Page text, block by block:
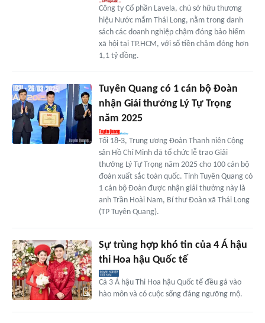
Công ty Cổ phần Lavela, chủ sở hữu thương
hiệu Nước mắm Thái Long, nằm trong danh
sách các doanh nghiệp chậm đóng bảo hiểm
xã hội tại TP.HCM, với số tiền chậm đóng hơn
1,1 tỷ đồng.
Tuyên Quang có 1 cán bộ Đoàn
nhận Giải thưởng Lý Tự Trọng
năm 2025
Tối 18-3, Trung ương Đoàn Thanh niên Cộng
sản Hồ Chí Minh đã tổ chức lễ trao Giải
thưởng Lý Tự Trọng năm 2025 cho 100 cán bộ
đoàn xuất sắc toàn quốc. Tỉnh Tuyên Quang có
1 cán bộ Đoàn được nhận giải thưởng này là
anh Trần Hoài Nam, Bí thư Đoàn xã Thái Long
(TP Tuyên Quang).
Sự trùng hợp khó tin của 4 Á hậu
thi Hoa hậu Quốc tế
Cả 3 Á hậu Thi Hoa hậu Quốc tế đều gả vào
hào môn và có cuộc sống đáng ngưỡng mộ.